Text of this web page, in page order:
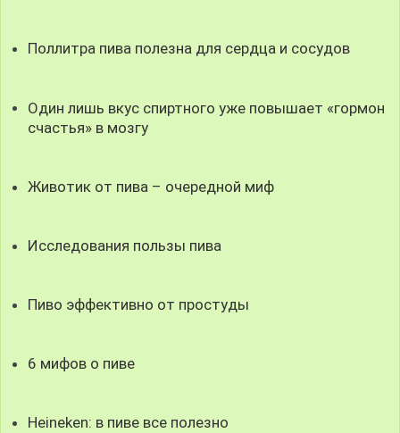
Поллитра пива полезна для сердца и сосудов
Один лишь вкус спиртного уже повышает «гормон
счастья» в мозгу
Животик от пива – очередной миф
Исследования пользы пива
Пиво эффективно от простуды
6 мифов о пиве
Heineken: в пиве все полезно